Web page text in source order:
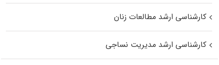
کارشناسی ارشد مطالعات زنان
کارشناسی ارشد مدیریت نساجی